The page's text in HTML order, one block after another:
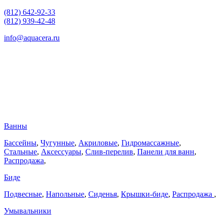
(812) 642-92-33
(812) 939-42-48
info@aquacera.ru
Ванны
Бассейны, Чугунные, Акриловые, Гидромассажные,
Стальные, Аксессуары, Слив-перелив, Панели для ванн,
Распродажа,
Биде
Подвесные, Напольные, Сиденья, Крышки-биде, Распродажа ,
Умывальники